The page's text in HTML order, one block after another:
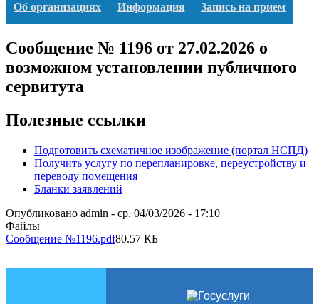
Об организациях Информация Запись на прием
Сообщение № 1196 от 27.02.2026 о
возможном установлении публичного
сервитута
Полезные ссылки
Подготовить схематичное изображение (портал НСПД)
Получить услугу по перепланировке, переустройству и
переводу помещения
Бланки заявлений
Опубликовано admin - ср, 04/03/2026 - 17:10
Файлы
Сообщение №1196.pdf80.57 КБ